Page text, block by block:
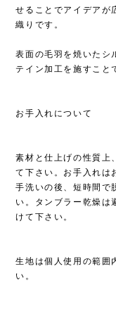
せることでアイデアが
織りです。
表面の毛羽を焼いたシ
テイン加工を施すこと
お手入れについて
素材と仕上げの性質上
て下さい。お手入れは
手洗いの後、短時間で
い。タンブラー乾燥は
けて下さい。
生地は個人使用の範囲
い。